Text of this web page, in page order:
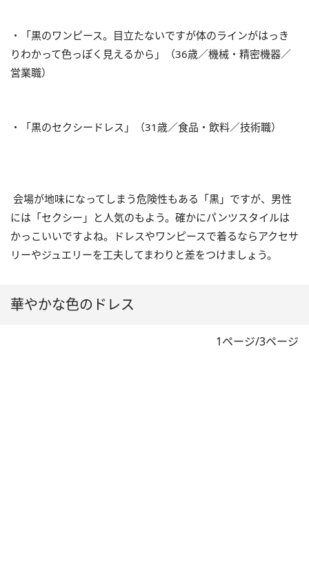
・「黒のワンピース。目立たないですが体のラインがはっき
りわかって色っぽく見えるから」（36歳／機械・精密機器／
営業職）
・「黒のセクシードレス」（31歳／食品・飲料／技術職）
会場が地味になってしまう危険性もある「黒」ですが、男性
には「セクシー」と人気のもよう。確かにパンツスタイルは
かっこいいですよね。ドレスやワンピースで着るならアクセサ
リーやジュエリーを工夫してまわりと差をつけましょう。
華やかな色のドレス
1ページ/3ページ